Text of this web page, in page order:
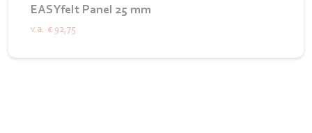
EASYfelt Panel 25 mm
v.a. € 92,75